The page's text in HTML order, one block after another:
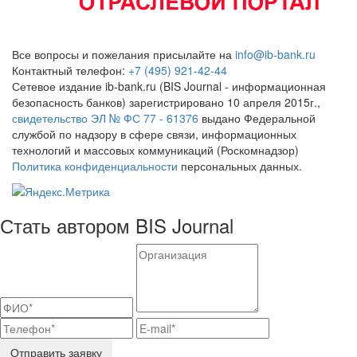
Все вопросы и пожелания присылайте на info@ib-bank.ru
Контактный телефон: +7 (495) 921-42-44
Сетевое издание ib-bank.ru (BIS Journal - информационная
безопасность банков) зарегистрировано 10 апреля 2015г.,
свидетельство ЭЛ № ФС 77 - 61376 выдано Федеральной
службой по надзору в сфере связи, информационных
технологий и массовых коммуникаций (Роскомнадзор)
Политика конфиденциальности персональных данных.
Стать автором BIS Journal
Отправить заявку